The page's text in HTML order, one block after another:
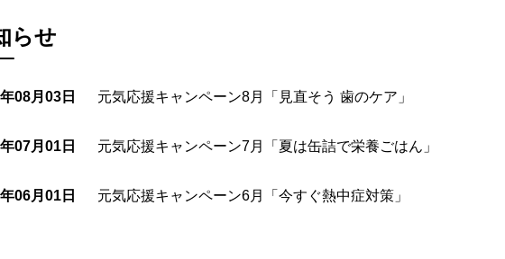
らせ
08月03日 元気応援キャンペーン8月「見直そう 歯のケア」
07月01日 元気応援キャンペーン7月「夏は缶詰で栄養ごはん」
06月01日 元気応援キャンペーン6月「今すぐ熱中症対策」